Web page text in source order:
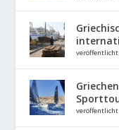
veröffentlicht
veröffentlicht